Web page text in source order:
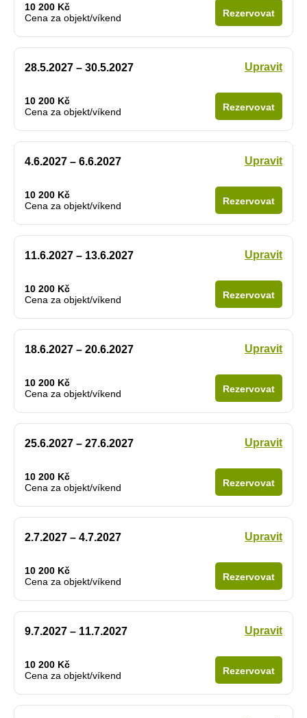
10 200 Kč
Cena za objekt/víkend
Rezervovat
28.5.2027 – 30.5.2027 Upravit
10 200 Kč
Cena za objekt/víkend
Rezervovat
4.6.2027 – 6.6.2027 Upravit
10 200 Kč
Cena za objekt/víkend
Rezervovat
11.6.2027 – 13.6.2027 Upravit
10 200 Kč
Cena za objekt/víkend
Rezervovat
18.6.2027 – 20.6.2027 Upravit
10 200 Kč
Cena za objekt/víkend
Rezervovat
25.6.2027 – 27.6.2027 Upravit
10 200 Kč
Cena za objekt/víkend
Rezervovat
2.7.2027 – 4.7.2027 Upravit
10 200 Kč
Cena za objekt/víkend
Rezervovat
9.7.2027 – 11.7.2027 Upravit
10 200 Kč
Cena za objekt/víkend
Rezervovat